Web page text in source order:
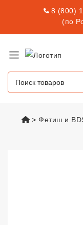
8 (800)
(по
vsexshop.ru
Фетиш и